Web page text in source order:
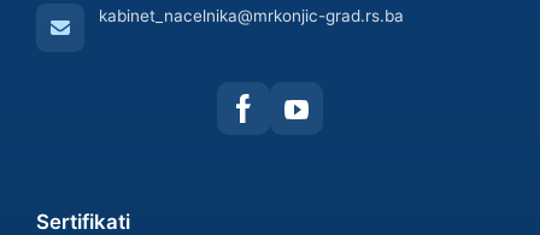
kabinet_nacelnika@mrkonjic-grad.rs.ba
Sertifikati